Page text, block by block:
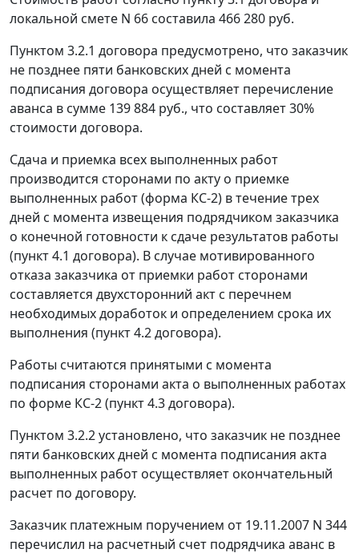
локальной смете N 66 составила 466 280 руб.
Пунктом 3.2.1 договора предусмотрено, что заказчик
не позднее пяти банковских дней с момента
подписания договора осуществляет перечисление
аванса в сумме 139 884 руб., что составляет 30%
стоимости договора.
Сдача и приемка всех выполненных работ
производится сторонами по акту о приемке
выполненных работ (форма КС-2) в течение трех
дней с момента извещения подрядчиком заказчика
о конечной готовности к сдаче результатов работы
(пункт 4.1 договора). В случае мотивированного
отказа заказчика от приемки работ сторонами
составляется двухсторонний акт с перечнем
необходимых доработок и определением срока их
выполнения (пункт 4.2 договора).
Работы считаются принятыми с момента
подписания сторонами акта о выполненных работах
по форме КС-2 (пункт 4.3 договора).
Пунктом 3.2.2 установлено, что заказчик не позднее
пяти банковских дней с момента подписания акта
выполненных работ осуществляет окончательный
расчет по договору.
Заказчик платежным поручением от 19.11.2007 N 344
перечислил на расчетный счет подрядчика аванс в